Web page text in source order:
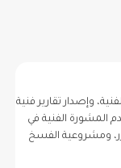
وإصدار تقارير فنية
الفنية في
ومشروعية الفسخ